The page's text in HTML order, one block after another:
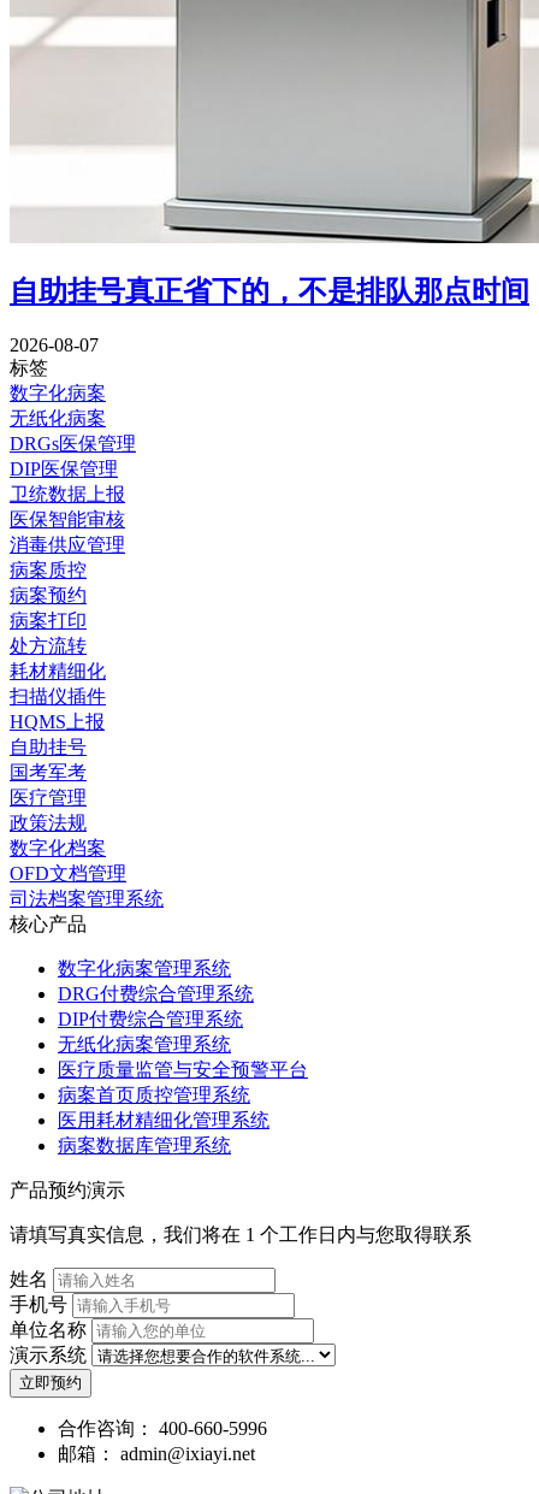
自助挂号真正省下的，不是排队那点时间
2026-08-07
标签
数字化病案
无纸化病案
DRGs医保管理
DIP医保管理
卫统数据上报
医保智能审核
消毒供应管理
病案质控
病案预约
病案打印
处方流转
耗材精细化
扫描仪插件
HQMS上报
自助挂号
国考军考
医疗管理
政策法规
数字化档案
OFD文档管理
司法档案管理系统
核心产品
数字化病案管理系统
DRG付费综合管理系统
DIP付费综合管理系统
无纸化病案管理系统
医疗质量监管与安全预警平台
病案首页质控管理系统
医用耗材精细化管理系统
病案数据库管理系统
产品预约演示
请填写真实信息，我们将在 1 个工作日内与您取得联系
姓名
手机号
单位名称
演示系统
立即预约
合作咨询： 400-660-5996
邮箱： admin@ixiayi.net